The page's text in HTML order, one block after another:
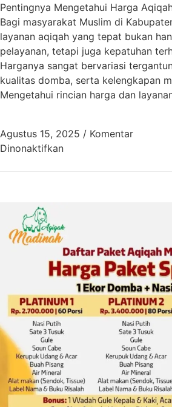
Pentingnya Mengetahui Harga
Bagi masyarakat Muslim di
layanan aqiqah yang tepat bukan
pelayanan, tetapi juga kepatuhan
Harganya sangat bervariasi
kualitas domba, serta kelengkapan
Mengetahui rincian harga dan
Agustus 15, 2025 / Komentar
Dinonaktifkanpada Harga Aqiqah